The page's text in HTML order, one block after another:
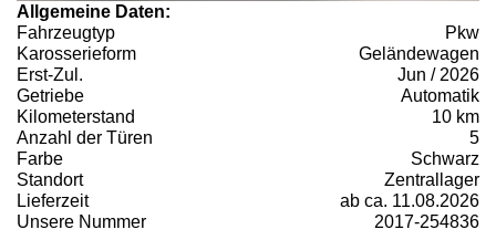
Allgemeine Daten:
Fahrzeugtyp
Pkw
Karosserieform
Geländewagen
Erst-Zul.
Jun / 2026
Getriebe
Automatik
Kilometerstand
10 km
Anzahl der Türen
5
Farbe
Schwarz
Standort
Zentrallager
Lieferzeit
ab ca. 11.08.2026
Unsere Nummer
2017-254836